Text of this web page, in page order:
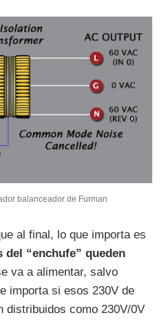
balanceador de Furman
al final, lo que importa es
“enchufe” queden
va a alimentar, salvo
importa si esos 230V de
distribuidos como 230V/0V